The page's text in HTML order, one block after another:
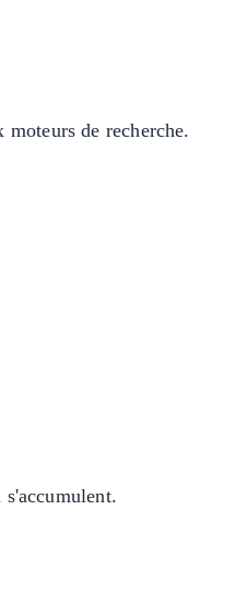
de recherche.
s'accumulent.